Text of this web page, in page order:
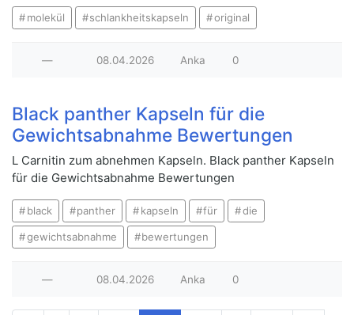
molekül schlankheitskapseln original
— 08.04.2026 Anka 0
Black panther Kapseln für die
Gewichtsabnahme Bewertungen
L Carnitin zum abnehmen Kapseln. Black panther Kapseln
für die Gewichtsabnahme Bewertungen
black panther kapseln für die
gewichtsabnahme bewertungen
— 08.04.2026 Anka 0